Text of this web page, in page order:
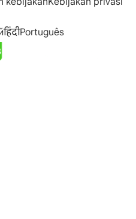
हिंदीPortuguês